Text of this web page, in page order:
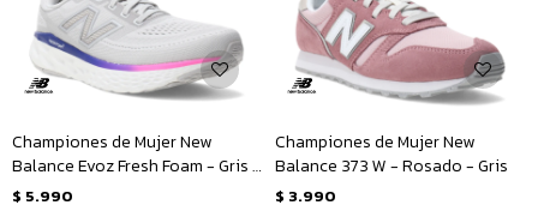
Championes de Mujer New
Balance Evoz Fresh Foam - Gris -
Claro
$ 5.990
Championes de Mujer New
Balance 373 W - Rosado - Gris
$ 3.990